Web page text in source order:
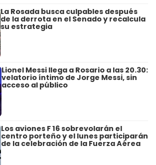
La Rosada busca culpables después
de la derrota en el Senado y recalcula
su estrategia
Lionel Messi llega a Rosario a las 20.30:
velatorio íntimo de Jorge Messi, sin
acceso al público
Los aviones F 16 sobrevolarán el
centro porteño y el lunes participarán
de la celebración de la Fuerza Aérea